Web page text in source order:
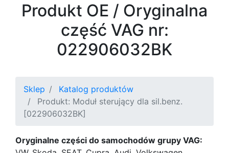
Produkt OE / Oryginalna
część VAG nr:
022906032BK
Sklep
Katalog produktów
Produkt: Moduł sterujący dla sil.benz.
[022906032BK]
Oryginalne części do samochodów grupy VAG: